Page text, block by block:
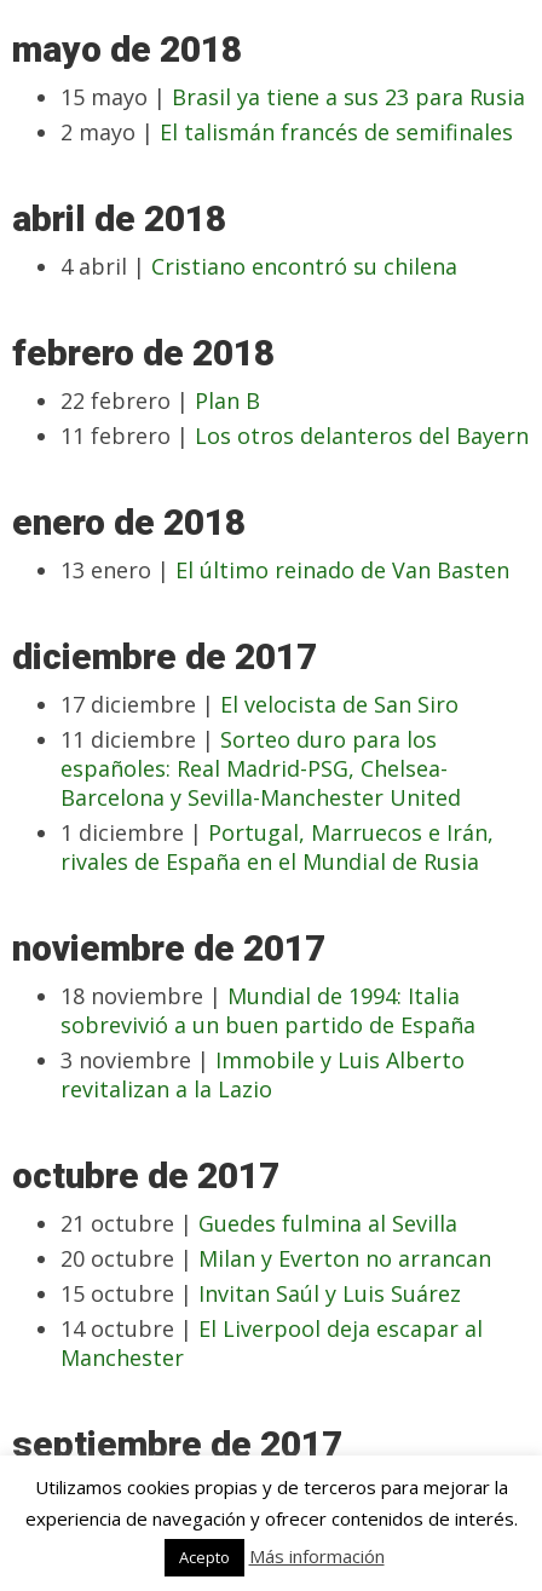
mayo de 2018
15 mayo | Brasil ya tiene a sus 23 para Rusia
2 mayo | El talismán francés de semifinales
abril de 2018
4 abril | Cristiano encontró su chilena
febrero de 2018
22 febrero | Plan B
11 febrero | Los otros delanteros del Bayern
enero de 2018
13 enero | El último reinado de Van Basten
diciembre de 2017
17 diciembre | El velocista de San Siro
11 diciembre | Sorteo duro para los
españoles: Real Madrid-PSG, Chelsea-
Barcelona y Sevilla-Manchester United
1 diciembre | Portugal, Marruecos e Irán,
rivales de España en el Mundial de Rusia
noviembre de 2017
18 noviembre | Mundial de 1994: Italia
sobrevivió a un buen partido de España
3 noviembre | Immobile y Luis Alberto
revitalizan a la Lazio
octubre de 2017
21 octubre | Guedes fulmina al Sevilla
20 octubre | Milan y Everton no arrancan
15 octubre | Invitan Saúl y Luis Suárez
14 octubre | El Liverpool deja escapar al
Manchester
septiembre de 2017
30 septiembre |El City manda en Stamford
Bridge
18 septiembre |
Mayoral y Bale contra la
Utilizamos cookies propias y de terceros para mejorar la
experiencia de navegación y ofrecer contenidos de interés.
Acepto Más información